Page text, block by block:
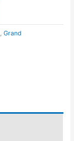
,Grand